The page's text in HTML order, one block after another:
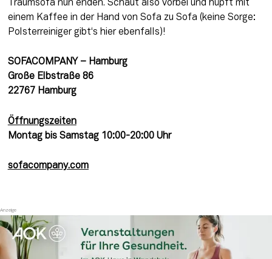
Traumsofa nun enden. Schaut also vorbei und hüpft mit
einem Kaffee in der Hand von Sofa zu Sofa (keine Sorge:
Polsterreiniger gibt‘s hier ebenfalls)!
SOFACOMPANY – Hamburg
Große Elbstraße 86
22767 Hamburg
Öffnungszeiten
Montag bis Samstag 10:00-20:00 Uhr
sofacompany.com